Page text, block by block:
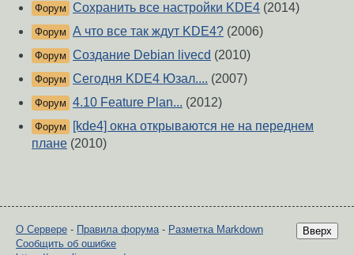
Форум Сохранить все настройки KDE4 (2014)
Форум А что все так ждут KDE4? (2006)
Форум Создание Debian livecd (2010)
Форум Сегодня KDE4 Юзал.... (2007)
Форум 4.10 Feature Plan... (2012)
Форум
[kde4] окна открываются не на переднем
плане (2010)
Вверх
О Сервере - Правила форума- Разметка Markdown
Сообщить об ошибке